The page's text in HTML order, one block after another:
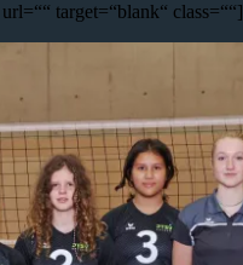
target=“blank“ class=““]